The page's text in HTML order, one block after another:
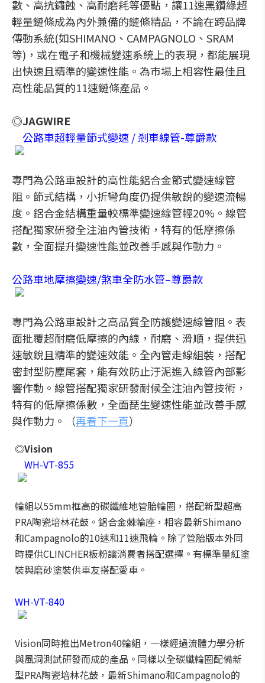
數、高抗鏽蝕、高耐磨耗等優點，讓11速黑鑽綠超
輕量鏈條成為內外兼備的鏈條精品，不論在跨品牌
傳動系統(如SHIMANO、CAMPAGNOLO、SRAM
等)，或在電子和機械變速系統上的表現，都能展現
出快速且精準的變速性能。為市場上相容性最佳且
高性能品質的11速鏈條產品。
◎JAGWIRE
公路車超輕量節式變速 / 剎車線管-尊爵款
專門為公路車設計的高性能鋁合金節式變速線管
阻。節式結構，小折彎角度仍提供敏銳的變速流暢
度。鋁合金結構重量較標準變速線管輕20%。線管
搭配獨家研發全注油內管技術，特有的低摩擦係
數，全面提升變速性能並改善手感與作動力。
公路車地摩擦變速/煞車全防水管–尊爵款
專門為公路車設計之高品質全防護變速線管阻。表
面批覆超耐磨低摩擦的內線，耐磨、滑順，提供迅
速敏銳且精準的變速效能。全內管走線組裝，搭配
密封型防塵尾套，能有效防止汙泥進入線管內部影
響作動。線管搭配獨家研發耐候全注油內管技術，
特有的低摩擦係數，全面琵生變速性能並改善手感
與作動力。（再看下一頁）
◎Vision
WH-VT-855
輪組以55mm框高的碳纖維地管胎輪圈，搭配新型超高
PRA陶瓷培林花鼓。鋁合金棘輪座，相容最新Shimano
和Campagnolo的10速和11速飛輪。除了管胎版本外同
時提供CLINCHER板粉讓消費者搭配選擇。有標準量紅塗
裝與磨砂塗裝供車友搭配愛車。
WH-VT-840
Vision同時推出Metron40輪組，一樣經過流體力學分析
與風洞測試研發而成的產品。同樣以全碳纖輪圈配備新
型PRA陶瓷培林花鼓，最新Shimano和Campagnolo的